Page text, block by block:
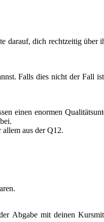
darauf, dich rechtzeitig über
Falls dies nicht der Fall
einen enormen
aus der Q12.
Abgabe mit deinen